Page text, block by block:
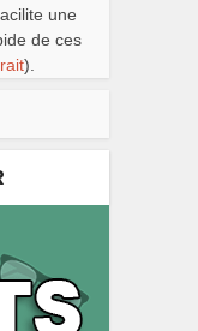
une
de ces
).